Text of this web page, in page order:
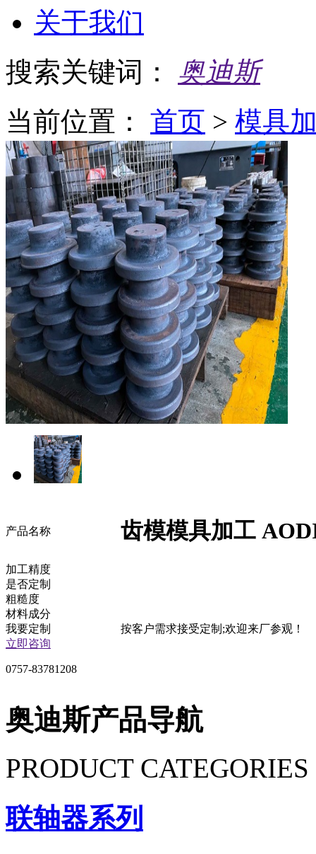
关于我们
搜索关键词： 奥迪斯
当前位置：
首页 > 模具
产品名称 齿模模具加工
加工精度
是否定制
粗糙度
材料成分
我要定制
按客户需求接受定制;欢迎来厂参观！
立即咨询
0757-83781208
奥迪斯产品导航
PRODUCT CATEGORIES
联轴器系列